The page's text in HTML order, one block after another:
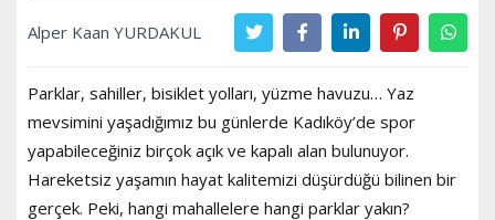
Alper Kaan YURDAKUL
Parklar, sahiller, bisiklet yolları, yüzme havuzu… Yaz
mevsimini yaşadığımız bu günlerde Kadıköy’de spor
yapabileceğiniz birçok açık ve kapalı alan bulunuyor.
Hareketsiz yaşamın hayat kalitemizi düşürdüğü bilinen bir
gerçek. Peki, hangi mahallelere hangi parklar yakın?